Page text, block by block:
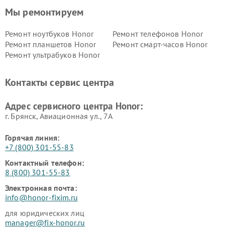
Мы ремонтируем
Ремонт ноутбуков Honor
Ремонт телефонов Honor
Ремонт планшетов Honor
Ремонт смарт-часов Honor
Ремонт ультрабуков Honor
Контакты сервис центра
Адрес сервисного центра Honor:
г. Брянск, Авиационная ул., 7А
Горячая линия:
+7 (800) 301-55-83
Контактный телефон:
8 (800) 301-55-83
Электронная почта:
info@honor-fixim.ru
для юридических лиц
manager@fix-honor.ru